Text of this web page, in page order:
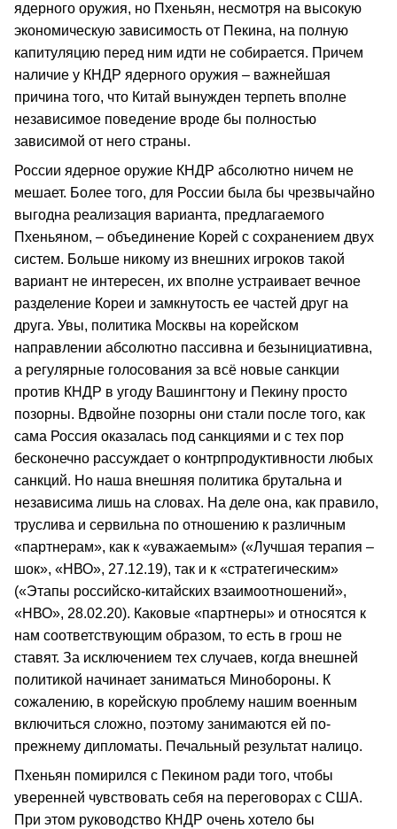
ядерного оружия, но Пхеньян, несмотря на высокую
экономическую зависимость от Пекина, на полную
капитуляцию перед ним идти не собирается. Причем
наличие у КНДР ядерного оружия – важнейшая
причина того, что Китай вынужден терпеть вполне
независимое поведение вроде бы полностью
зависимой от него страны.
России ядерное оружие КНДР абсолютно ничем не
мешает. Более того, для России была бы чрезвычайно
выгодна реализация варианта, предлагаемого
Пхеньяном, – объединение Корей с сохранением двух
систем. Больше никому из внешних игроков такой
вариант не интересен, их вполне устраивает вечное
разделение Кореи и замкнутость ее частей друг на
друга. Увы, политика Москвы на корейском
направлении абсолютно пассивна и безынициативна,
а регулярные голосования за всё новые санкции
против КНДР в угоду Вашингтону и Пекину просто
позорны. Вдвойне позорны они стали после того, как
сама Россия оказалась под санкциями и с тех пор
бесконечно рассуждает о контрпродуктивности любых
санкций. Но наша внешняя политика брутальна и
независима лишь на словах. На деле она, как правило,
труслива и сервильна по отношению к различным
«партнерам», как к «уважаемым» («Лучшая терапия –
шок», «НВО», 27.12.19), так и к «стратегическим»
(«Этапы российско-китайских взаимоотношений»,
«НВО», 28.02.20). Каковые «партнеры» и относятся к
нам соответствующим образом, то есть в грош не
ставят. За исключением тех случаев, когда внешней
политикой начинает заниматься Минобороны. К
сожалению, в корейскую проблему нашим военным
включиться сложно, поэтому занимаются ей по-
прежнему дипломаты. Печальный результат налицо.
Пхеньян помирился с Пекином ради того, чтобы
уверенней чувствовать себя на переговорах с США.
При этом руководство КНДР очень хотело бы